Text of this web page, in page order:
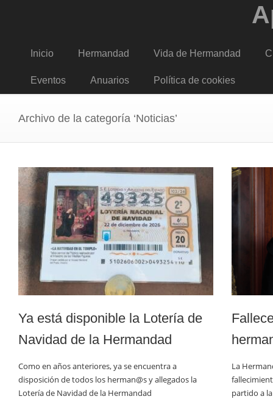
Inicio Hermandad Vida de Hermandad
Eventos Anuarios Política de cookies
Archivo de la categoría ‘Noticias’
La
partido a
Ya está disponible la Lotería de
Navidad de la Hermandad
Como en años anteriores, ya se encuentra a
disposición de todos los herman@s y allegados la
Lotería de Navidad de la Hermandad